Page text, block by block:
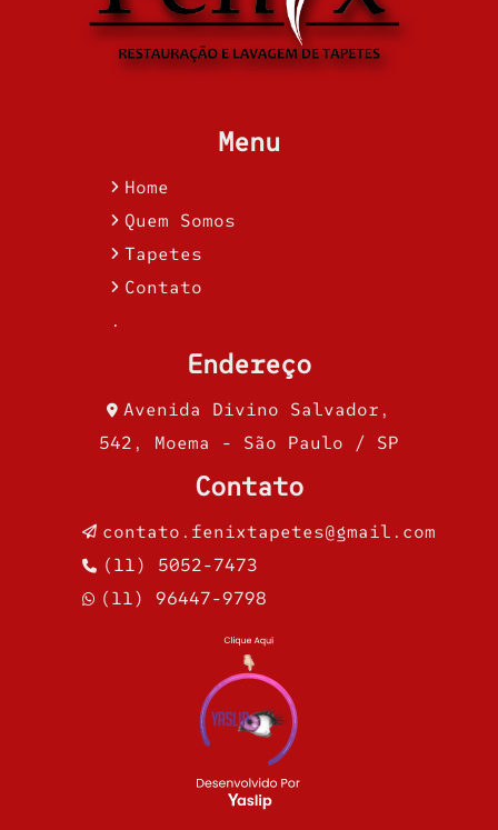
Menu
Home
Quem Somos
Tapetes
Contato
.
Endereço
Avenida Divino Salvador,
542, Moema - São Paulo / SP
Contato
contato.fenixtapetes@gmail.com
(11) 5052-7473
(11) 96447-9798